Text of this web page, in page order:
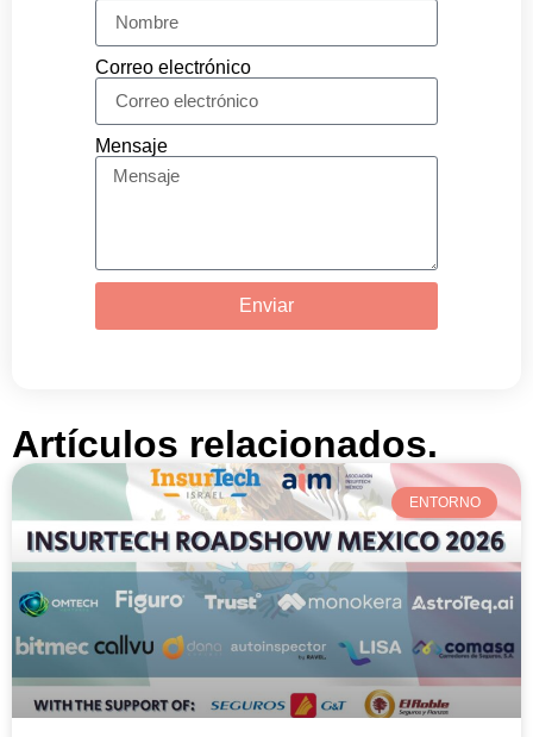
Correo electrónico
Mensaje
Enviar
Artículos relacionados.
ENTORNO